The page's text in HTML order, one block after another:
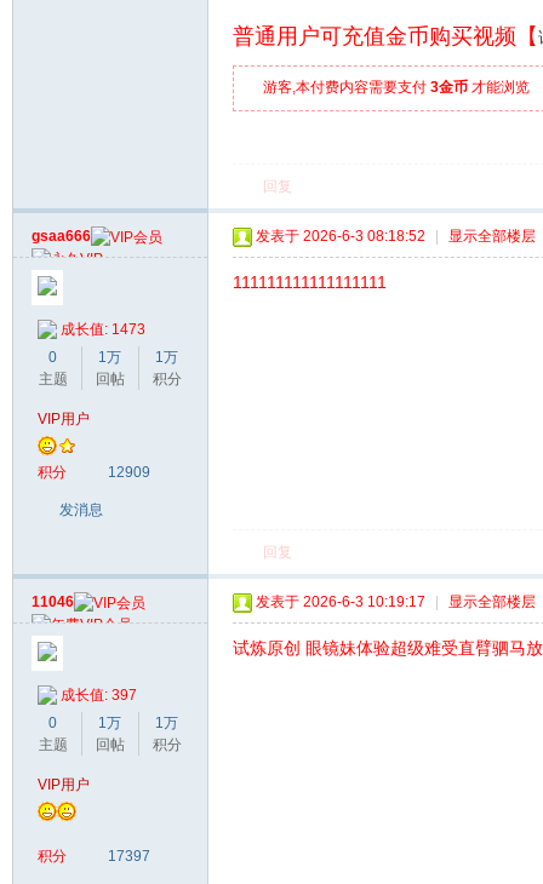
普通用户可充值金币购买视频【
游客,本付费内容需要支付 3金币才能浏览
回复
gsaa666
成长值: 1473
0
主题
1万
回帖
1万
积分
VIP用户
积分 12909
发消息
发表于 2026-6-3 08:18:52 显示全部楼层
111111111111111111
回复
11046
成长值: 397
0
主题
1万
回帖
1万
积分
VIP用户
积分 17397
发表于 2026-6-3 10:19:17 显示全部楼层
试炼原创 眼镜妹体验超级难受直臂驷马